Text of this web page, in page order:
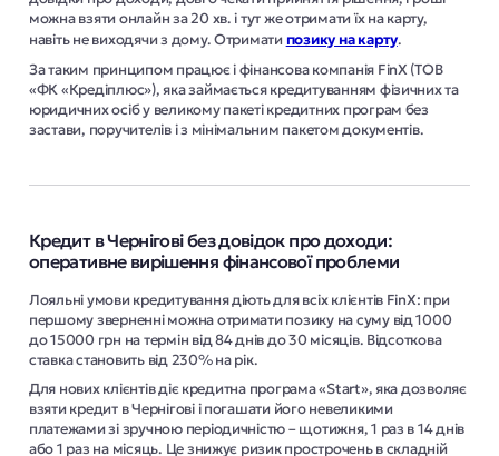
можна взяти онлайн за 20 хв. і тут же отримати їх на карту,
навіть не виходячи з дому. Отримати позику на карту.
За таким принципом працює і фінансова компанія FinX (ТОВ
«ФК «Кредіплюс»), яка займається кредитуванням фізичних та
юридичних осіб у великому пакеті кредитних програм без
застави, поручителів і з мінімальним пакетом документів.
Кредит в Чернігові без довідок про доходи:
оперативне вирішення фінансової проблеми
Лояльні умови кредитування діють для всіх клієнтів FinX: при
першому зверненні можна отримати позику на суму від 1000
до 15000 грн на термін від 84 днів до 30 місяців. Відсоткова
ставка становить від 230% на рік.
Для нових клієнтів діє кредитна програма «Start», яка дозволяє
взяти кредит в Чернігові і погашати його невеликими
платежами зі зручною періодичністю – щотижня, 1 раз в 14 днів
або 1 раз на місяць. Це знижує ризик прострочень в складній